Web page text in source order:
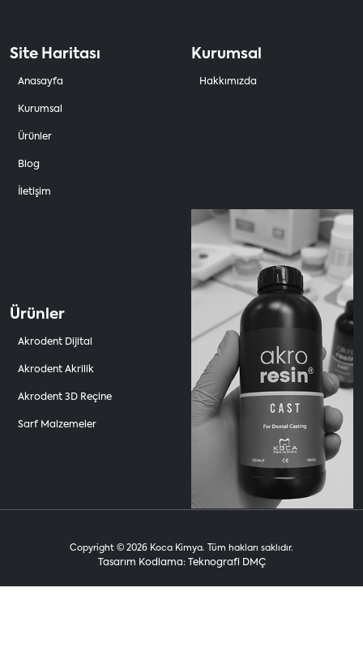
Site Haritası
Anasayfa
Kurumsal
Ürünler
Blog
İletişim
Kurumsal
Hakkımızda
Ürünler
Akrodent Dijital
Akrodent Akrilik
Akrodent 3D Reçine
Sarf Malzemeler
Copyright © 2026 Koca Kimya. Tüm hakları saklıdır.
Tasarım Kodlama: Teknografi DMÇ